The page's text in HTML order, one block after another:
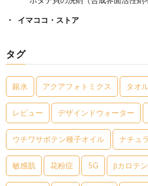
イマココ・ストア
タグ
銀水 アクアフォトミクス タオ
レビュー デザインドウォーター
ウチワサボテン種子オイル ナチュ
敏感肌 花粉症 5G βカロテン